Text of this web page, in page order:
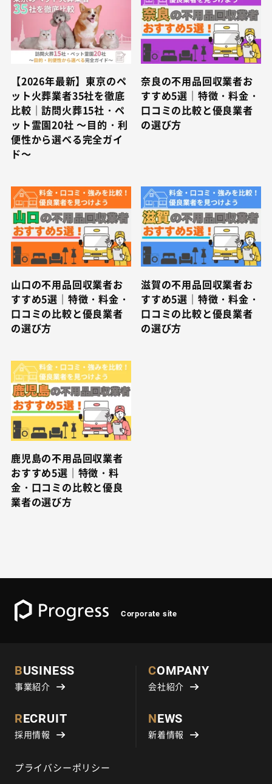
【2026年最新】東京のペ
ット火葬業者35社を徹底
比較｜訪問火葬15社・ペ
ット霊園20社 ～目的・利
便性から選べる完全ガイ
ド～
奈良の不用品回収業者お
すすめ5選｜特徴・料金・
口コミの比較と優良業者
の選び方
山口の不用品回収業者お
すすめ5選｜特徴・料金・
口コミの比較と優良業者
の選び方
滋賀の不用品回収業者お
すすめ5選｜特徴・料金・
口コミの比較と優良業者
の選び方
鹿児島の不用品回収業者
おすすめ5選｜特徴・料
金・口コミの比較と優良
業者の選び方
Corporate site
BUSINESS
事業紹介
COMPANY
会社紹介
RECRUIT
採用情報
NEWS
新着情報
プライバシーポリシー